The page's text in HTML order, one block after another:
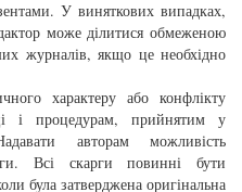
У виняткових випадках,
може ділитися обмеженою
журналів, якщо це необхідно
характеру або конфлікту
і процедурам, прийнятим у
авторам можливість
Всі скарги повинні бути
була затверджена оригінальна